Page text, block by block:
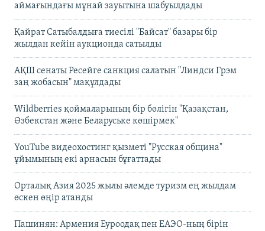
аймағындағы мұнай зауытына шабуылдады
Қайрат Сатыбалдыға тиесілі "Байсат" базары бір
жылдан кейін аукционда сатылды
АҚШ сенаты Ресейге санкция салатын "Линдси Грэм
заң жобасын" мақұлдады
Wildberries қоймаларының бір бөлігін "Қазақстан,
Өзбекстан және Беларуське көшірмек"
YouTube видеохостинг қызметі "Русская община"
ұйымының екі арнасын бұғаттады
Орталық Азия 2025 жылы әлемде туризм ең жылдам
өскен өңір атанды
Пашинян: Армения Еуроодақ пен ЕАЭО-ның бірін